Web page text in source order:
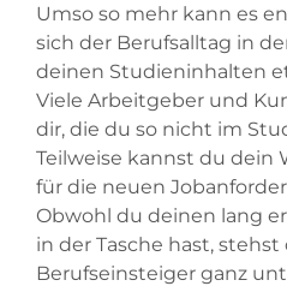
Umso so mehr kann es
sich der Berufsalltag in
deinen Studieninhalten
Viele Arbeitgeber und
dir, die du so nicht im
Teilweise kannst du dein
für die neuen
Obwohl du deinen lang
in der Tasche hast, stehst
Berufseinsteiger ganz